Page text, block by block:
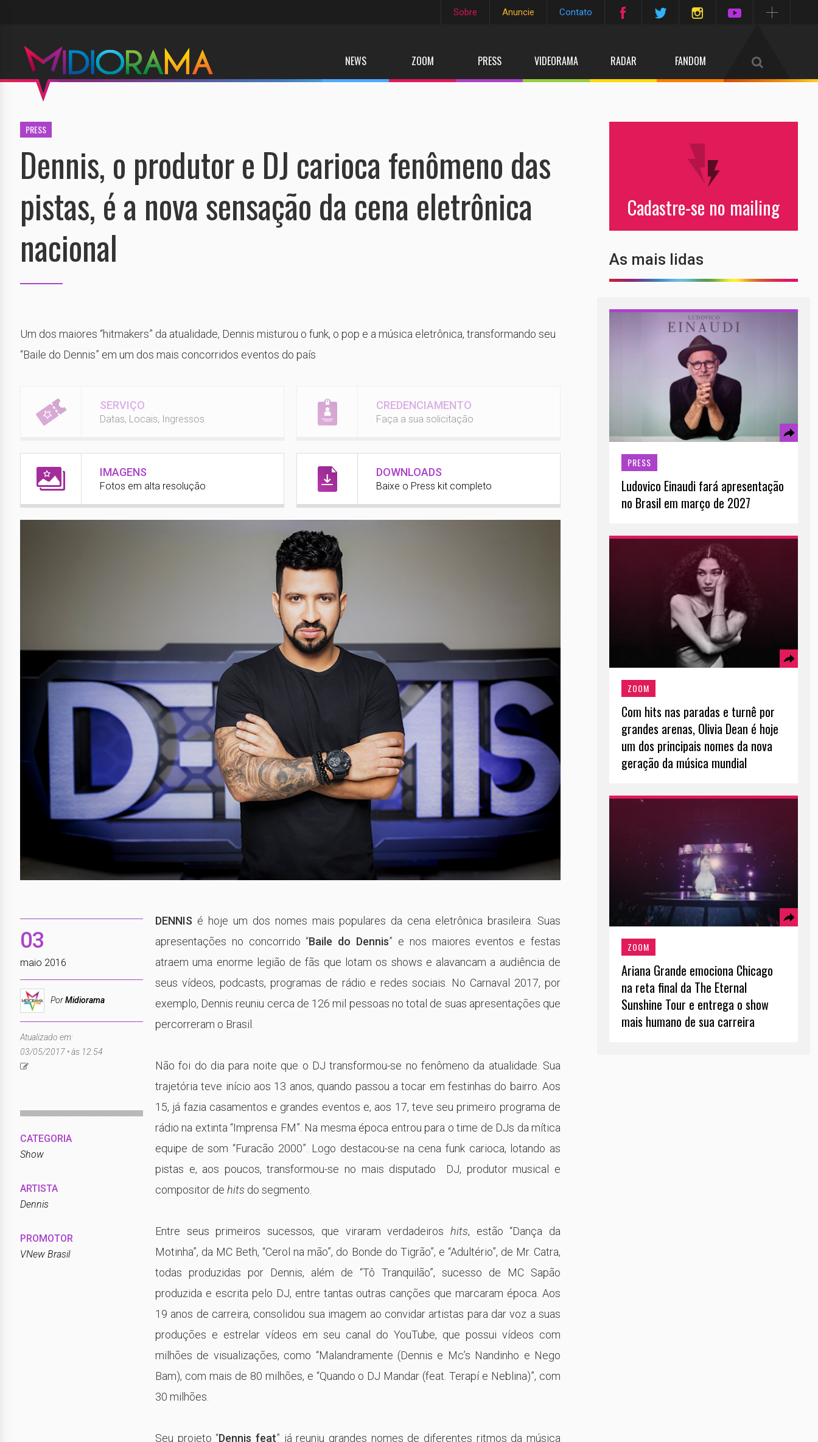
Sobre Anuncie Contato
NEWS ZOOM PRESS VIDEORAMA RADAR FANDOM
Cadastre-se no mailing
As mais lidas
PRESS
Ludovico Einaudi fará apresentação
no Brasil em março de 2027
ZOOM
Com hits nas paradas e turnê por
grandes arenas, Olivia Dean é hoje
um dos principais nomes da nova
geração da música mundial
ZOOM
Ariana Grande emociona Chicago
na reta final da The Eternal
Sunshine Tour e entrega o show
mais humano de sua carreira
PRESS
Dennis, o produtor e DJ carioca fenômeno das
pistas, é a nova sensação da cena eletrônica
nacional
Um dos maiores “hitmakers” da atualidade, Dennis misturou o funk, o pop e a música eletrônica, transformando seu
“Baile do Dennis” em um dos mais concorridos eventos do país
SERVIÇO
Datas, Locais, Ingressos
CREDENCIAMENTO
Faça a sua solicitação
IMAGENS
Fotos em alta resolução
DOWNLOADS
Baixe o Press kit completo
03
maio 2016
PorMidiorama
Atualizado em:
03/05/2017 • às 12:54
CATEGORIA
Show
ARTISTA
Dennis
PROMOTOR
VNew Brasil
DENNIS é hoje um dos nomes mais populares da cena eletrônica brasileira. Suas
apresentações no concorrido “Baile do Dennis” e nos maiores eventos e festas
atraem uma enorme legião de fãs que lotam os shows e alavancam a audiência de
seus vídeos, podcasts, programas de rádio e redes sociais. No Carnaval 2017, por
exemplo, Dennis reuniu cerca de 126 mil pessoas no total de suas apresentações que
percorreram o Brasil.
Não foi do dia para noite que o DJ transformou-se no fenômeno da atualidade. Sua
trajetória teve início aos 13 anos, quando passou a tocar em festinhas do bairro. Aos
15, já fazia casamentos e grandes eventos e, aos 17, teve seu primeiro programa de
rádio na extinta “Imprensa FM”. Na mesma época entrou para o time de DJs da mítica
equipe de som “Furacão 2000”. Logo destacou-se na cena funk carioca, lotando as
pistas e, aos poucos, transformou-se no mais disputado DJ, produtor musical e
compositor de hits do segmento.
Entre seus primeiros sucessos, que viraram verdadeiros hits, estão “Dança da
Motinha”, da MC Beth, “Cerol na mão”, do Bonde do Tigrão”, e “Adultério”, de Mr. Catra,
todas produzidas por Dennis, além de “Tô Tranquilão”, sucesso de MC Sapão
produzida e escrita pelo DJ, entre tantas outras canções que marcaram época. Aos
19 anos de carreira, consolidou sua imagem ao convidar artistas para dar voz a suas
produções e estrelar vídeos em seu canal do YouTube, que possui vídeos com
milhões de visualizações, como “Malandramente (Dennis e Mc’s Nandinho e Nego
Bam), com mais de 80 milhões, e “Quando o DJ Mandar (feat. Terapí e Neblina)”, com
30 milhões.
Seu projeto “Dennis feat” já reuniu grandes nomes de diferentes ritmos da música